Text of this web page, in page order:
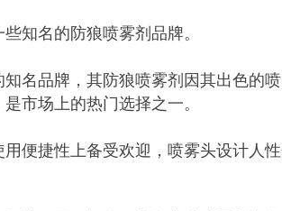
知名的防狼喷雾剂品牌。
名品牌，其防狼喷雾剂因其出色的
市场上的热门选择之一。
便捷性上备受欢迎，喷雾头设计人